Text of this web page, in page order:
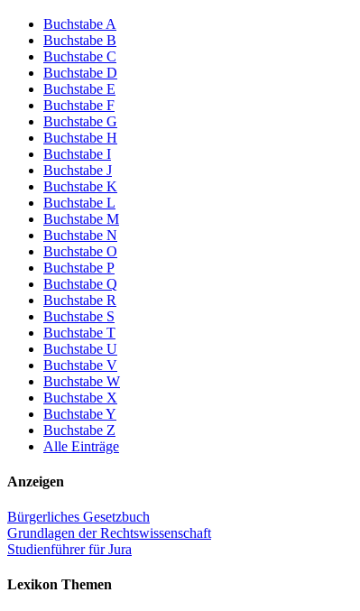
Buchstabe A
Buchstabe B
Buchstabe C
Buchstabe D
Buchstabe E
Buchstabe F
Buchstabe G
Buchstabe H
Buchstabe I
Buchstabe J
Buchstabe K
Buchstabe L
Buchstabe M
Buchstabe N
Buchstabe O
Buchstabe P
Buchstabe Q
Buchstabe R
Buchstabe S
Buchstabe T
Buchstabe U
Buchstabe V
Buchstabe W
Buchstabe X
Buchstabe Y
Buchstabe Z
Alle Einträge
Anzeigen
Bürgerliches Gesetzbuch
Grundlagen der Rechtswissenschaft
Studienführer für Jura
Lexikon Themen